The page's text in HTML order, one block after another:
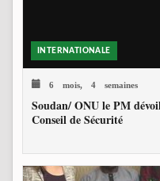
INTERNATIONALE
6 mois, 4 semaines
Soudan/ ONU le PM
Conseil de Sécurité